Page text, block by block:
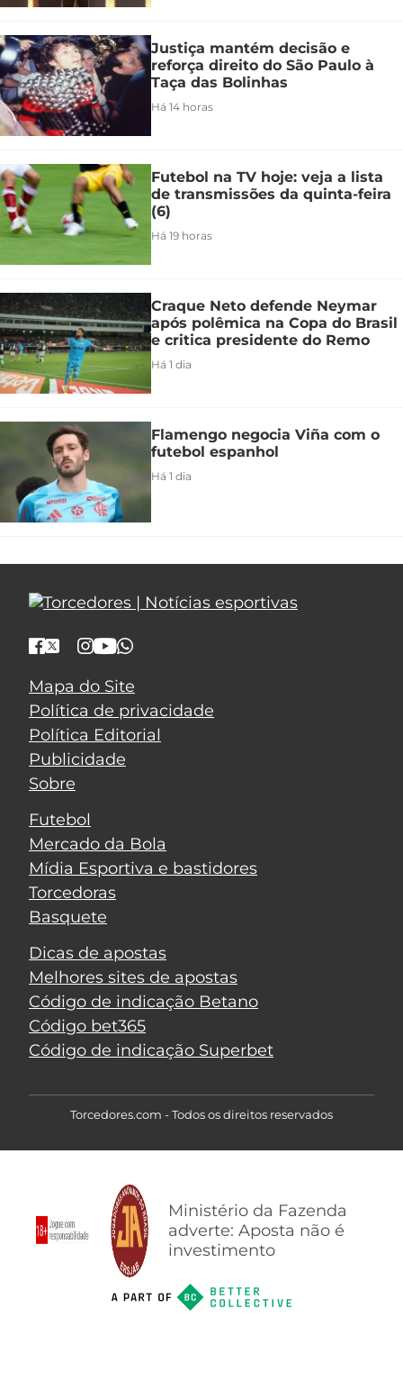
Justiça mantém decisão e
reforça direito do São Paulo à
Taça das Bolinhas
Há 14 horas
Futebol na TV hoje: veja a lista
de transmissões da quinta-feira
(6)
Há 19 horas
Craque Neto defende Neymar
após polêmica na Copa do Brasil
e critica presidente do Remo
Há 1 dia
Flamengo negocia Viña com o
futebol espanhol
Há 1 dia
Mapa do Site
Política de privacidade
Política Editorial
Publicidade
Sobre
Futebol
Mercado da Bola
Mídia Esportiva e bastidores
Torcedoras
Basquete
Dicas de apostas
Melhores sites de apostas
Código de indicação Betano
Código bet365
Código de indicação Superbet
Torcedores.com - Todos os direitos reservados
Ministério da Fazenda
adverte: Aposta não é
investimento